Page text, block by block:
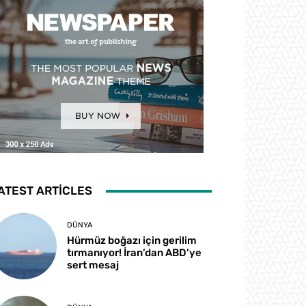
ARTICLES
DÜNYA
Hürmüz boğazı için gerilim
tırmanıyor! İran’dan ABD’ye
sert mesaj